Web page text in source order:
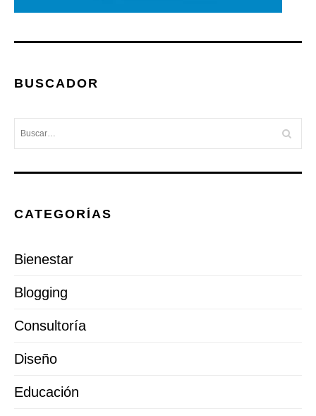
BUSCADOR
CATEGORÍAS
Bienestar
Blogging
Consultoría
Diseño
Educación